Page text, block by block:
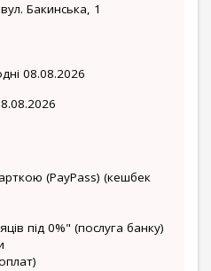
Бакинська, 1
08.08.2026
(PayPass) (кешбек
під 0%" (послуга банку)